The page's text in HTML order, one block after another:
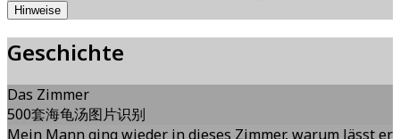
Hinweise
Geschichte
Das Zimmer
500套海龟汤图片识别
Mein Mann ging wieder in dieses Zimmer, warum lässt er